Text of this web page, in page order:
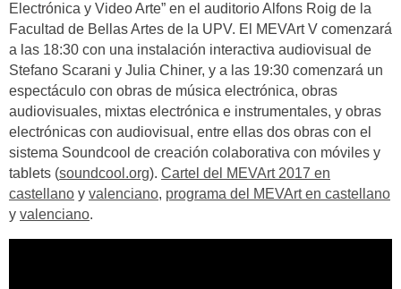
Electrónica y Video Arte” en el auditorio Alfons Roig de la
Facultad de Bellas Artes de la UPV. El MEVArt V comenzará
a las 18:30 con una instalación interactiva audiovisual de
Stefano Scarani y Julia Chiner, y a las 19:30 comenzará un
espectáculo con obras de música electrónica, obras
audiovisuales, mixtas electrónica e instrumentales, y obras
electrónicas con audiovisual, entre ellas dos obras con el
sistema Soundcool de creación colaborativa con móviles y
tablets (soundcool.org). Cartel del MEVArt 2017 en
castellano y valenciano, programa del MEVArt en castellano
y valenciano.